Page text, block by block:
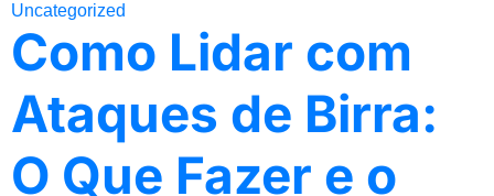
Uncategorized
Como Lidar com
Ataques de Birra:
O Que Fazer e o